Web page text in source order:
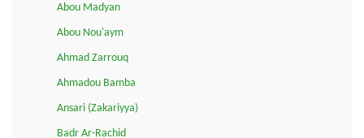
Abou Madyan
Abou Nou'aym
Ahmad Zarrouq
Ahmadou Bamba
Ansari (Zakariyya)
Badr Ar-Rachid